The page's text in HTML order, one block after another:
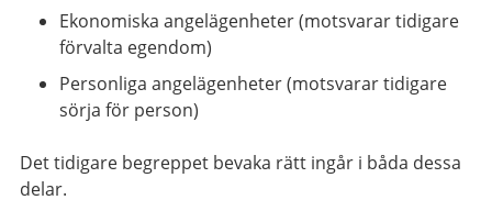
Ekonomiska angelägenheter (motsvarar tidigare
förvalta egendom)
Personliga angelägenheter (motsvarar tidigare
sörja för person)
Det tidigare begreppet bevaka rätt ingår i båda dessa
delar.